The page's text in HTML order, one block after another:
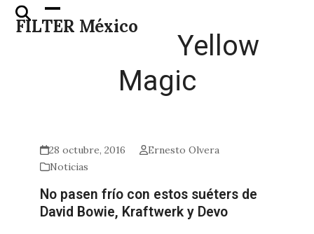
Skip
FILTER México
Open
mobile
Close
mobile
Yellow
Magic
28 octubre, 2016
Ernesto Olvera
Noticias
No pasen frío con estos suéters de
David Bowie, Kraftwerk y Devo